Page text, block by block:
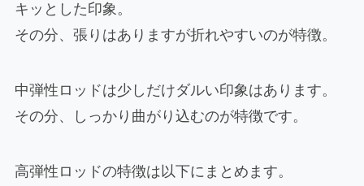
キッとした印象。
その分、張りはありますが折れやすいのが特徴。
中弾性ロッドは少しだけダルい印象はあります。
その分、しっかり曲がり込むのが特徴です。
高弾性ロッドの特徴は以下にまとめます。